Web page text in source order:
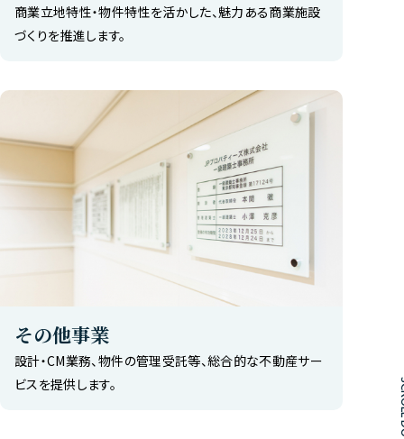
商業立地特性・物件特性を活かした、魅力ある商業施設
づくりを推進します。
その他事業
設計・CM業務、物件の管理受託等、総合的な不動産サー
ビスを提供します。